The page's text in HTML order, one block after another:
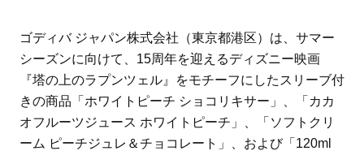
ゴディバ ジャパン株式会社（東京都港区）は、サマー
シーズンに向けて、15周年を迎えるディズニー映画
『塔の上のラプンツェル』をモチーフにしたスリーブ付
きの商品「ホワイトピーチ ショコリキサー」、「カカ
オフルーツジュース ホワイトピーチ」、「ソフトクリ
ーム ピーチジュレ＆チョコレート」、および「120ml